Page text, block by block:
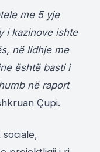
me 5 yje
i kazinove ishte
në lidhje me
është basti i
në raport
Çupi.